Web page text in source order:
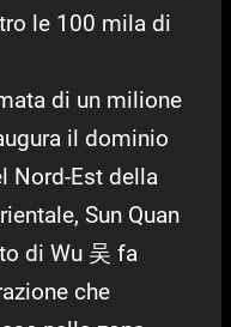
le 100 mila di
di un milione
il dominio
Nord-Est della
Sun Quan
di Wu 吴 fa
che